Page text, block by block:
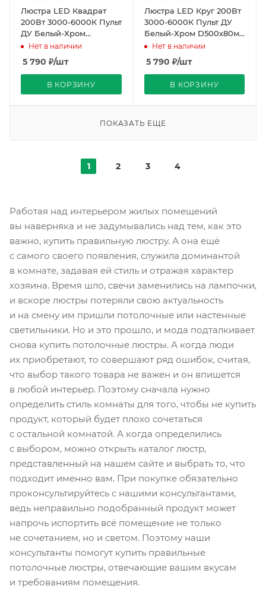
Люстра LED Квадрат
200Вт 3000-6000К Пульт
ДУ Белый-Хром
500х500х80мм REDIGLE
Нет в наличии
5 790 ₽/шт
В КОРЗИНУ
Люстра LED Круг 200Вт
3000-6000К Пульт ДУ
Белый-Хром D500х80мм
REDIGLE (5)
Нет в наличии
5 790 ₽/шт
В КОРЗИНУ
ПОКАЗАТЬ ЕЩЕ
1 2 3 4
Работая над интерьером жилых помещений
вы наверняка и не задумывались над тем, как это
важно, купить правильную люстру. А она ещё
с самого своего появления, служила доминантой
в комнате, задавая ей стиль и отражая характер
хозяина. Время шло, свечи заменились на лампочки,
и вскоре люстры потеряли свою актуальность
и на смену им пришли потолочные или настенные
светильники. Но и это прошло, и мода подталкивает
снова купить потолочные люстры. А когда люди
их приобретают, то совершают ряд ошибок, считая,
что выбор такого товара не важен и он впишется
в любой интерьер. Поэтому сначала нужно
определить стиль комнаты для того, чтобы не купить
продукт, который будет плохо сочетаться
с остальной комнатой. А когда определились
с выбором, можно открыть каталог люстр,
представленный на нашем сайте и выбрать то, что
подходит именно вам. При покупке обязательно
проконсультируйтесь с нашими консультантами,
ведь неправильно подобранный продукт может
напрочь испортить всё помещение не только
не сочетанием, но и светом. Поэтому наши
консультанты помогут купить правильные
потолочные люстры, отвечающие вашим вкусам
и требованиям помещения.